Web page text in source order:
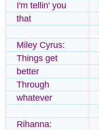
I'm tellin' you
that
Miley Cyrus:
Things get
better
Through
whatever
Rihanna: